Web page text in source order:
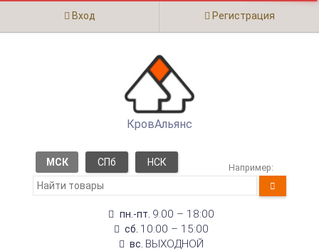
Вход Регистрация
КровАльянс
МСК СПб НСК Например:
пн.-пт. 9:00 – 18:00
сб. 10:00 – 15:00
вс. ВЫХОДНОЙ